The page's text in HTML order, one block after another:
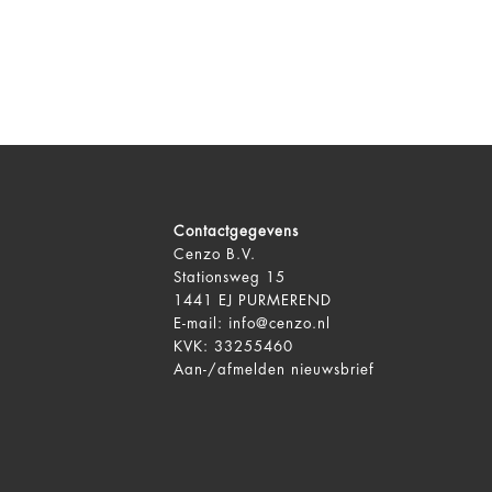
Contactgegevens
Cenzo B.V.
Stationsweg 15
1441 EJ PURMEREND
E-mail:
info@cenzo.nl
KVK: 33255460
Aan-/afmelden
nieuwsbrief